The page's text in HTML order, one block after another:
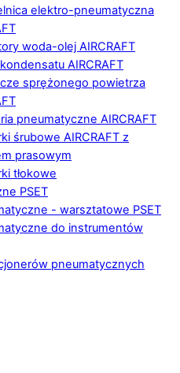
elektro-pneumatyczna
woda-olej AIRCRAFT
AIRCRAFT
sprężonego powietrza
pneumatyczne AIRCRAFT
śrubowe AIRCRAFT z
prasowym
tłokowe
PSET
- warsztatowe PSET
do instrumentów
pneumatycznych